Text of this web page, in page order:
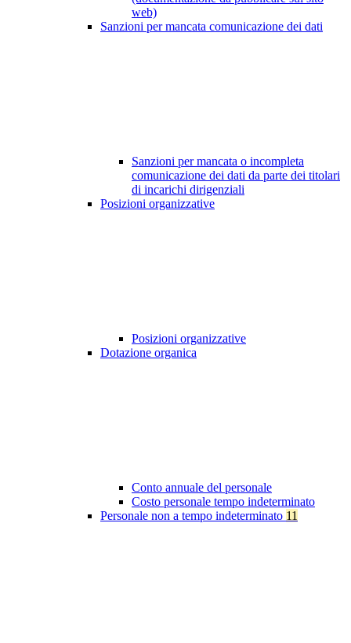
web)
Sanzioni per mancata comunicazione dei dati
Sanzioni per mancata o incompleta
comunicazione dei dati da parte dei titolari
di incarichi dirigenziali
Posizioni organizzative
Posizioni organizzative
Dotazione organica
Conto annuale del personale
Costo personale tempo indeterminato
Personale non a tempo indeterminato 11